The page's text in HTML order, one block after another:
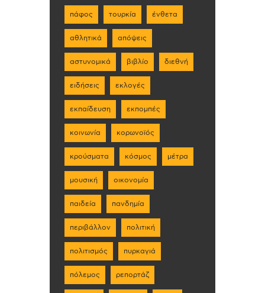
πάφος τουρκία ένθετα
αθλητικά απόψεις
αστυνομικά βιβλίο διεθνή
ειδήσεις εκλογές
εκπαίδευση εκπομπές
κοινωνία κορωνοϊός
κρούσματα κόσμος μέτρα
μουσική οικονομία
παιδεία πανδημία
περιβάλλον πολιτική
πολιτισμός πυρκαγιά
πόλεμος ρεπορτάζ